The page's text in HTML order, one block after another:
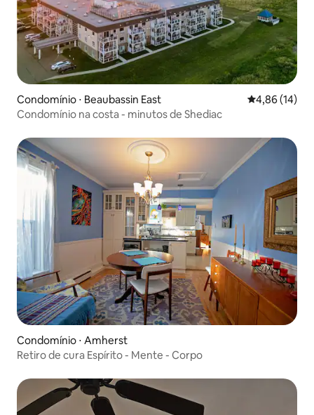
Condomínio ⋅ Beaubassin East 4,86 de uma
4,86 (14)
Condomínio na costa - minutos de Shediac
Condomínio ⋅ Amherst
Retiro de cura Espírito - Mente - Corpo